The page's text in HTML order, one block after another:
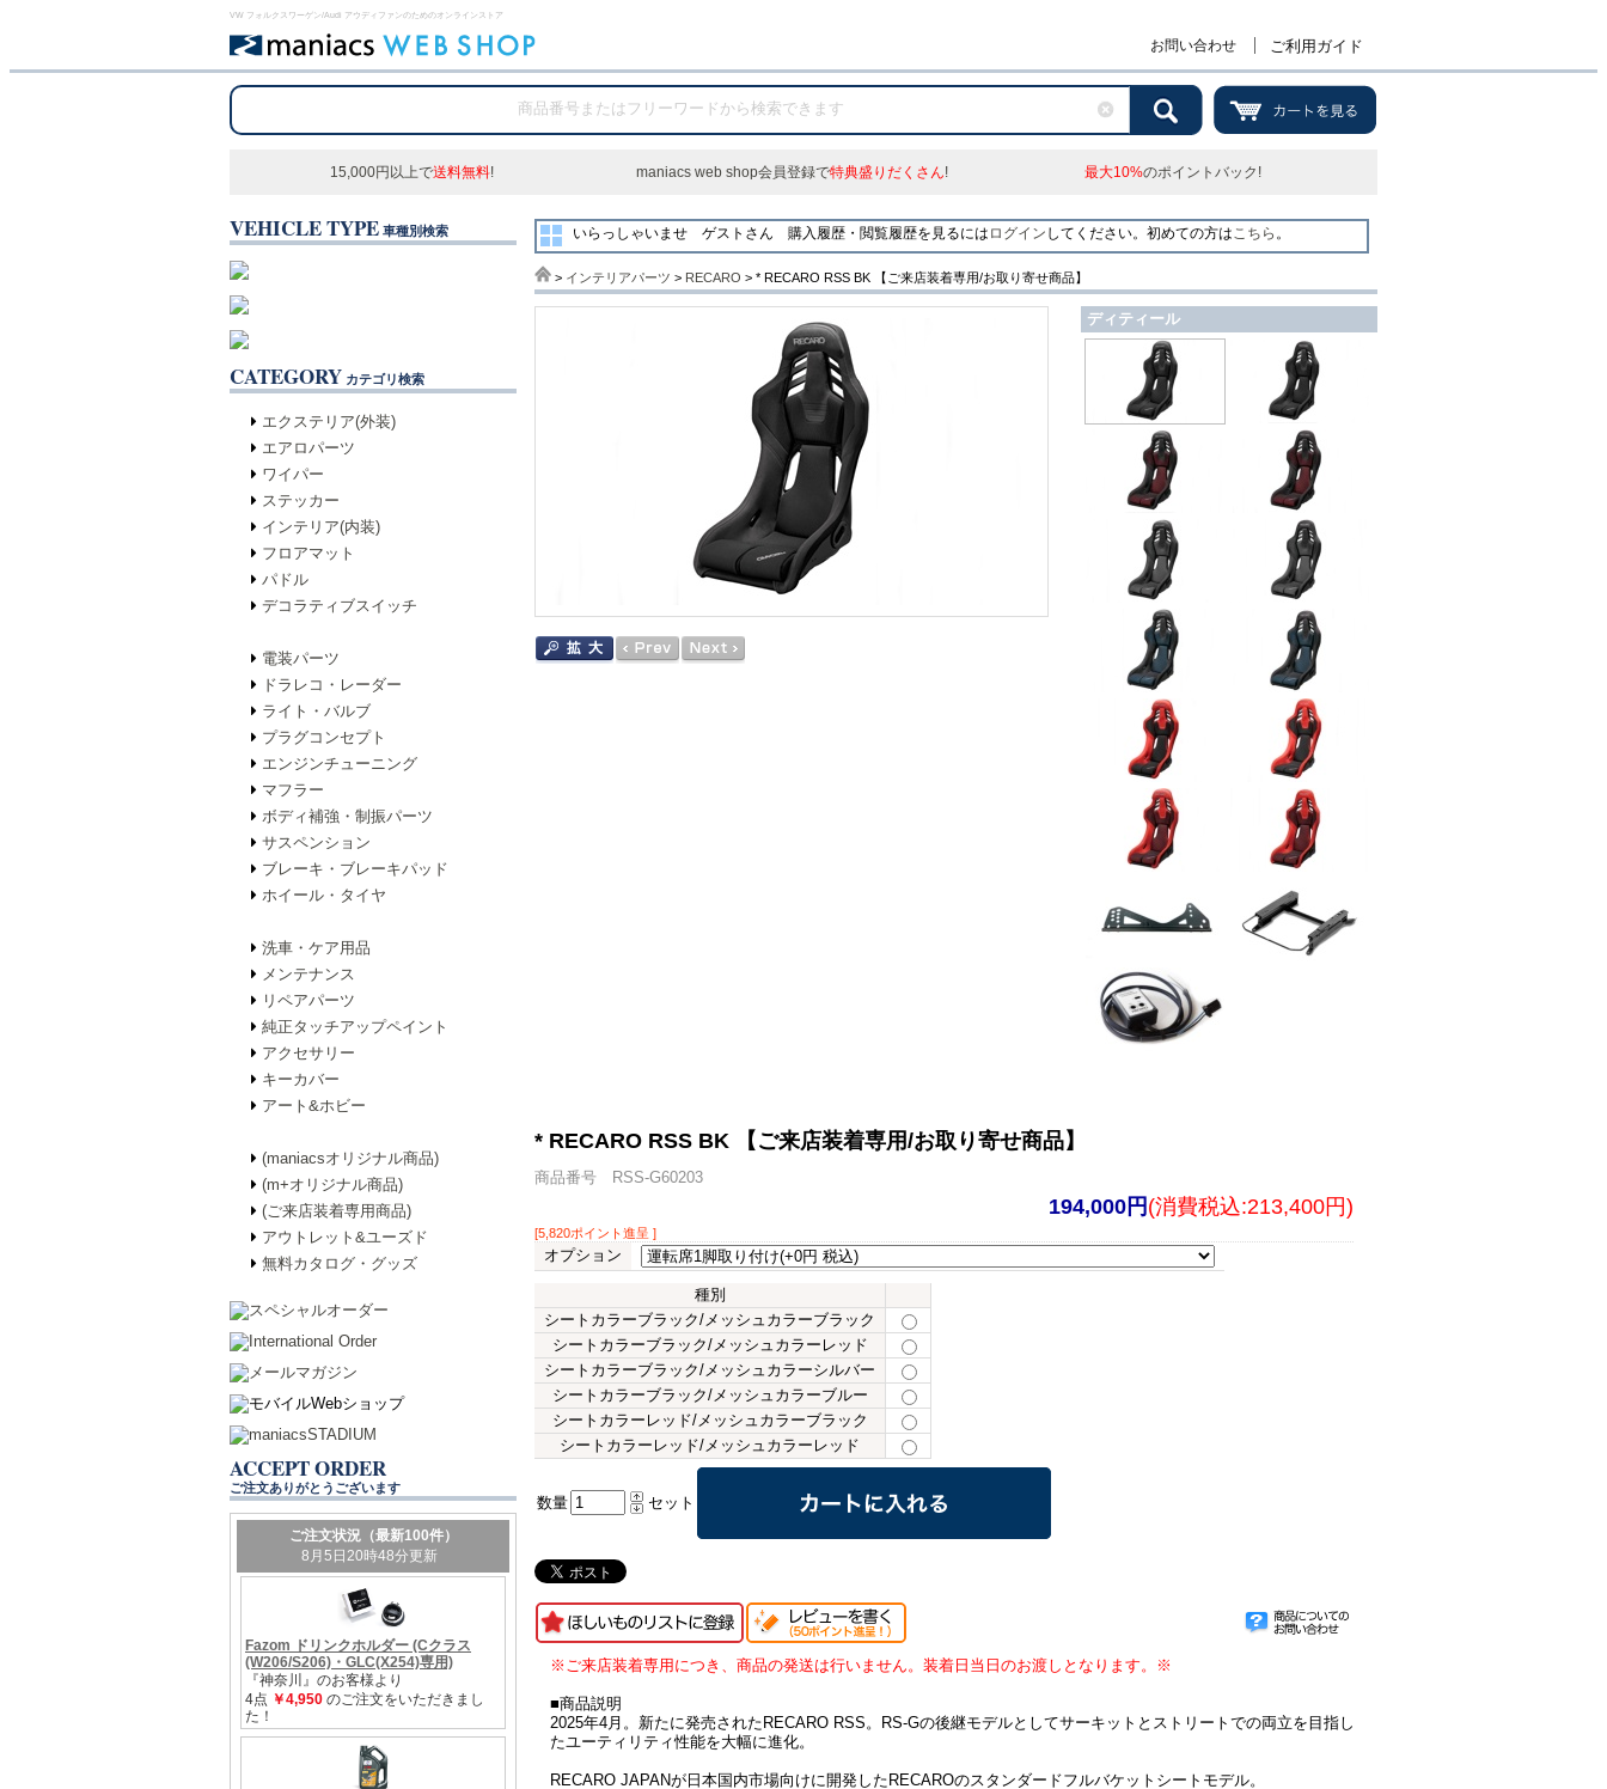
VW フォルクスワーゲン/Audi アウディファンのためのオンラインストア
お問い合わせ ご利用ガイド
15,000円以上で送料無料! maniacs web shop会員登録で特典盛りだくさん! 最大10%のポイントバック!
VEHICLE TYPE 車種別検索
CATEGORY カテゴリ検索
エクステリア(外装)
エアロパーツ
ワイパー
ステッカー
インテリア(内装)
フロアマット
パドル
デコラティブスイッチ
電装パーツ
ドラレコ・レーダー
ライト・バルブ
プラグコンセプト
エンジンチューニング
マフラー
ボディ補強・制振パーツ
サスペンション
ブレーキ・ブレーキパッド
ホイール・タイヤ
洗車・ケア用品
メンテナンス
リペアパーツ
純正タッチアップペイント
アクセサリー
キーカバー
アート&ホビー
(maniacsオリジナル商品)
(m+オリジナル商品)
(ご来店装着専用商品)
アウトレット&ユーズド
無料カタログ・グッズ
ACCEPT ORDER
ご注文ありがとうございます
いらっしゃいませ ゲストさん 購入履歴・閲覧履歴を見るには ログイン してください。初めての方はこちら 。
> インテリアパーツ > RECARO > * RECARO RSS BK 【ご来店装着専用/お取り寄せ商品】
* RECARO RSS BK 【ご来店装着専用/お取り寄せ商品】
商品番号 RSS-G60203
194,000円 (消費税込:213,400円)
[5,820ポイント進呈 ]
オプション
種別
シートカラーブラック/メッシュカラーブラック
シートカラーブラック/メッシュカラーレッド
シートカラーブラック/メッシュカラーシルバー
シートカラーブラック/メッシュカラーブルー
シートカラーレッド/メッシュカラーブラック
シートカラーレッド/メッシュカラーレッド
数量 セット
ディティール
※ご来店装着専用につき、商品の発送は行いません。装着日当日のお渡しとなります。※
■商品説明
2025年4月。新たに発売されたRECARO RSS。RS-Gの後継モデルとしてサーキットとストリートでの両立を目指し
たユーティリティ性能を大幅に進化。
RECARO JAPANが日本国内市場向けに開発したRECAROのスタンダードフルバケットシートモデル。